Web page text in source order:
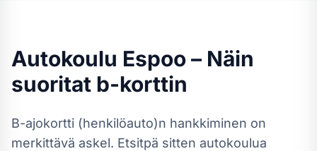
Autokoulu Espoo– Näin
suoritat b-korttin
B-ajokortti (henkilöauto)n hankkiminen on
merkittävä askel. Etsitpä sitten autokoulua